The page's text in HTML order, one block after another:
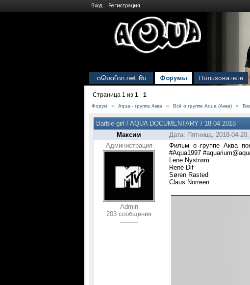
Вход Регистрация
Форумы Пользователи
Страница 1 из 1 1
Форум » Aqua - группа Аква » Всё о группе Aqua (Аква) »
Barbie girl / AQUA DOCUMENTARY / 18.04.2018
Максим
Дата: Пятница, 2018-04-
Администрация
Admin
203 сообщения
Фильм о группе Аква
#Aqua1997
Lene Nystrøm
René Dif
Søren Rasted
Claus Norreen